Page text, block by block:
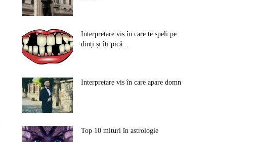
Interpretare vis în care te speli pe
dinți și îți pică...
Interpretare vis în care apare domn
Top 10 mituri în astrologie